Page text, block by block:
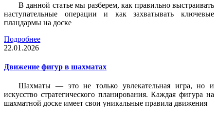
В данной статье мы разберем, как правильно выстраивать
наступательные операции и как захватывать ключевые
плацдармы на доске
Подробнее
22.01.2026
Движение фигур в шахматах
Шахматы — это не только увлекательная игра, но и
искусство стратегического планирования. Каждая фигура на
шахматной доске имеет свои уникальные правила движения